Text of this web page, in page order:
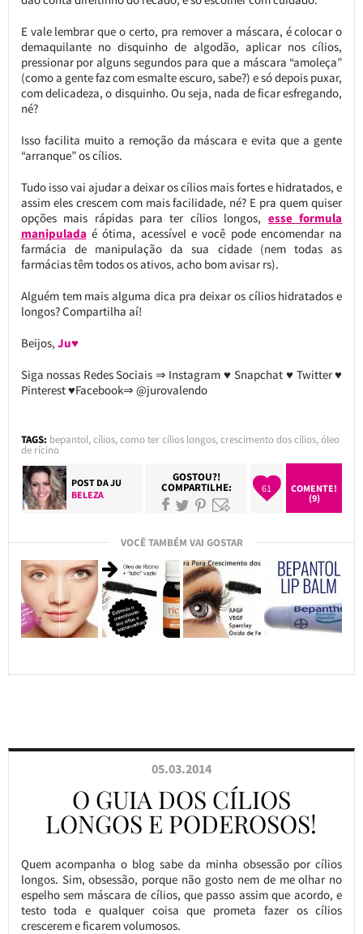
E vale lembrar que o certo, pra remover a máscara, é colocar o
demaquilante no disquinho de algodão, aplicar nos cílios,
pressionar por alguns segundos para que a máscara “amoleça”
(como a gente faz com esmalte escuro, sabe?) e só depois puxar,
com delicadeza, o disquinho. Ou seja, nada de ficar esfregando,
né?
Isso facilita muito a remoção da máscara e evita que a gente
“arranque” os cílios.
Tudo isso vai ajudar a deixar os cílios mais fortes e hidratados, e
assim eles crescem com mais facilidade, né? E pra quem quiser
opções mais rápidas para ter cílios longos, esse formula
manipulada é ótima, acessível e você pode encomendar na
farmácia de manipulação da sua cidade (nem todas as
farmácias têm todos os ativos, acho bom avisar rs).
Alguém tem mais alguma dica pra deixar os cílios hidratados e
longos? Compartilha aí!
Beijos, Ju♥
Siga nossas Redes Sociais ⇒ Instagram ♥ Snapchat ♥ Twitter ♥
Pinterest ♥Facebook⇒ @jurovalendo
TAGS: bepantol,cílios,como ter cílios longos,crescimento dos cílios,óleo
de rícino
POST DAJU
BELEZA
GOSTOU?!
COMPARTILHE: 61
COMENTE!
(9)
VOCÊ TAMBÉM VAI GOSTAR
05.03.2014
O GUIA DOS CÍLIOS
LONGOS E PODEROSOS!
Quem acompanha o blog sabe da minha obsessão por cílios
longos. Sim, obsessão, porque não gosto nem de me olhar no
espelho sem máscara de cílios, que passo assim que acordo, e
testo toda e qualquer coisa que prometa fazer os cílios
crescerem e ficarem volumosos.